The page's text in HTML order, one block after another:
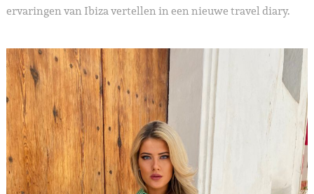
ervaringen van Ibiza vertellen in een nieuwe travel diary.